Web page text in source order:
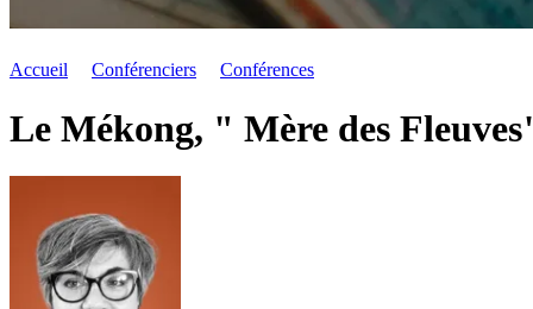
Accueil Conférenciers Conférences
Le Mékong, " Mère des